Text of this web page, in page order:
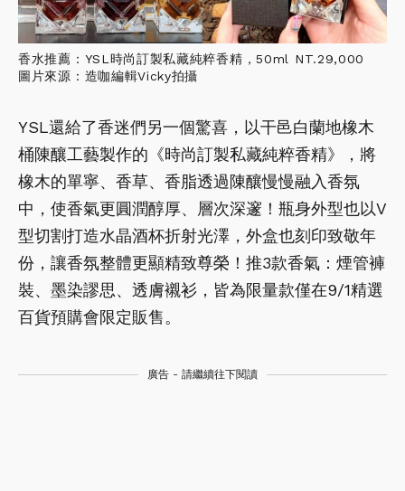
香水推薦：YSL時尚訂製私藏純粹香精，50ml NT.29,000
圖片來源：造咖編輯Vicky拍攝
YSL還給了香迷們另一個驚喜，以干邑白蘭地橡木
桶陳釀工藝製作的《時尚訂製私藏純粹香精》，將
橡木的單寧、香草、香脂透過陳釀慢慢融入香氛
中，使香氣更圓潤醇厚、層次深邃！瓶身外型也以V
型切割打造水晶酒杯折射光澤，外盒也刻印致敬年
份，讓香氛整體更顯精致尊榮！推3款香氣：煙管褲
裝、墨染謬思、透膚襯衫，皆為限量款僅在9/1精選
百貨預購會限定販售。
廣告 - 請繼續往下閱讀